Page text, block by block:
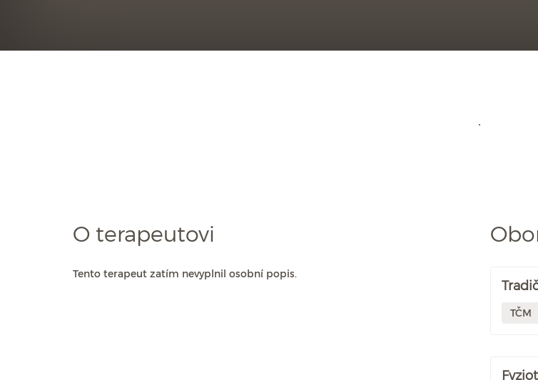
O terapeutovi
Tento terapeut zatím nevyplnil osobní popis.
TČM